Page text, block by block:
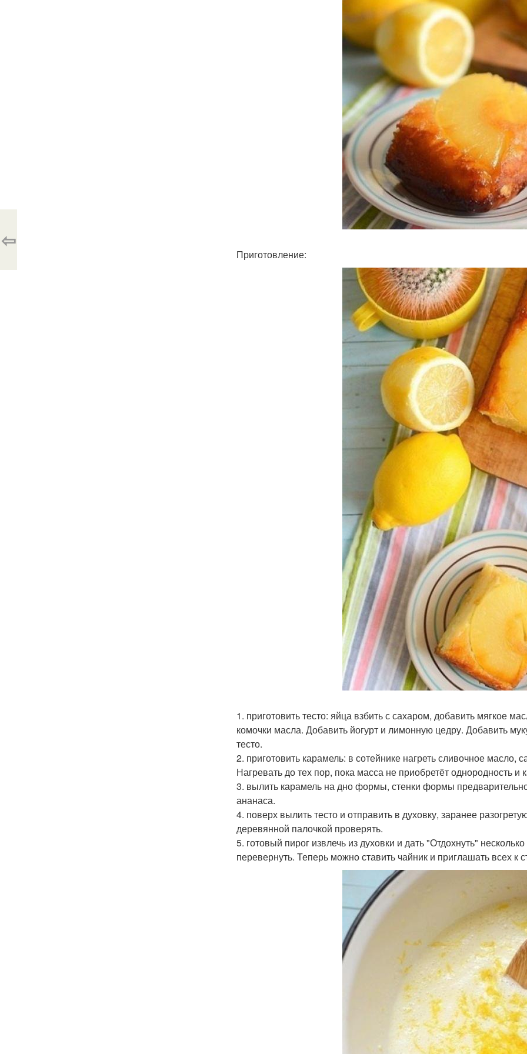
Приготовление:
1. приготовить тесто: яйца взбить с сахаром, добавить мягкое
комочки масла. Добавить йогурт и лимонную цедру. Добавить
тесто.
2. приготовить карамель: в сотейнике нагреть сливочное
Нагревать до тех пор, пока масса не приобретёт однородность и
3. вылить карамель на дно формы, стенки формы
ананаса.
4. поверх вылить тесто и отправить в духовку, заранее
деревянной палочкой проверять.
5. готовый пирог извлечь из духовки и дать "Отдохнуть"
перевернуть. Теперь можно ставить чайник и приглашать всех к
⇦